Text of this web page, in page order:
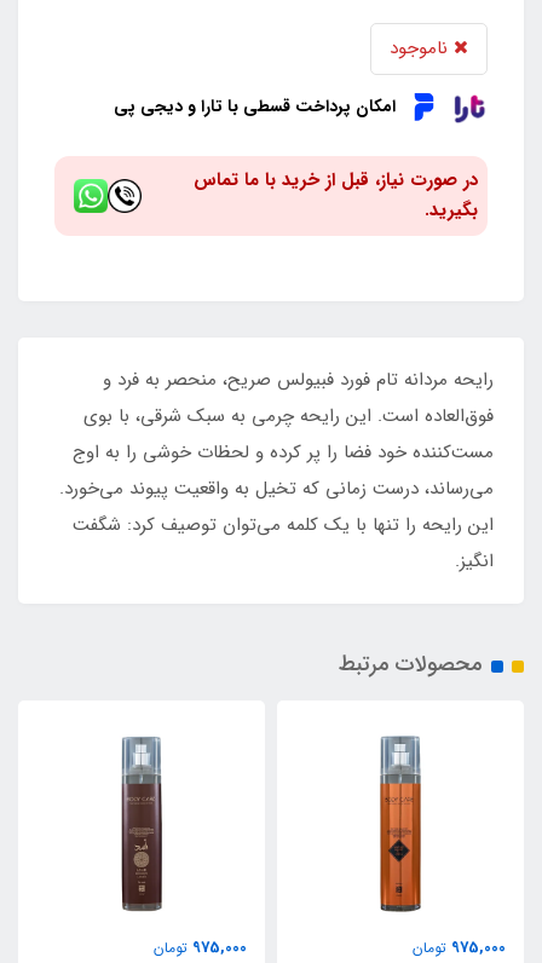
ناموجود
امکان پرداخت قسطی با تارا و دیجی پی
در صورت نیاز، قبل از خرید با ما تماس
بگیرید.
رایحه مردانه تام فورد فبیولس صریح، منحصر به فرد و
فوق‌العاده است. این رایحه چرمی به سبک شرقی، با بوی
مست‌کننده خود فضا را پر کرده و لحظات خوشی را به اوج
می‌رساند، درست زمانی که تخیل به واقعیت پیوند می‌خورد.
این رایحه را تنها با یک کلمه می‌توان توصیف کرد: شگفت
انگیز.
محصولات مرتبط
975,000 تومان
975,000 تومان